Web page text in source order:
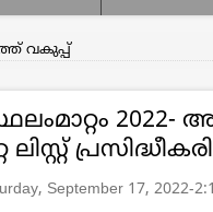
വകുപ്പ്
2022-
September 17, 2022-